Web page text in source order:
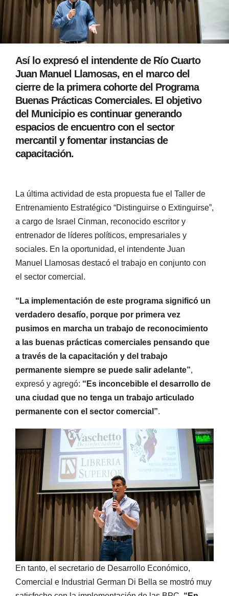
Así lo expresó el intendente de Río Cuarto
Juan Manuel Llamosas, en el marco del
cierre de la primera cohorte del Programa
Buenas Prácticas Comerciales. El objetivo
del Municipio es continuar generando
espacios de encuentro con el sector
mercantil y fomentar instancias de
capacitación.
La última actividad de esta propuesta fue el Taller de
Entrenamiento Estratégico “Distinguirse o Extinguirse”,
a cargo de Israel Cinman, reconocido escritor y
entrenador de líderes políticos, empresariales y
sociales. En la oportunidad, el intendente Juan
Manuel Llamosas destacó el trabajo en conjunto con
el sector comercial.
“La implementación de este programa significó un
verdadero desafío, porque por primera vez
pusimos en marcha un trabajo de reconocimiento
a las buenas prácticas comerciales pensando que
a través de la capacitación y del trabajo
permanente siempre se puede salir adelante”,
expresó y agregó: “Es inconcebible el desarrollo de
una ciudad que no tenga un trabajo articulado
permanente con el sector comercial”.
En tanto, el secretario de Desarrollo Económico,
Comercial e Industrial German Di Bella se mostró muy